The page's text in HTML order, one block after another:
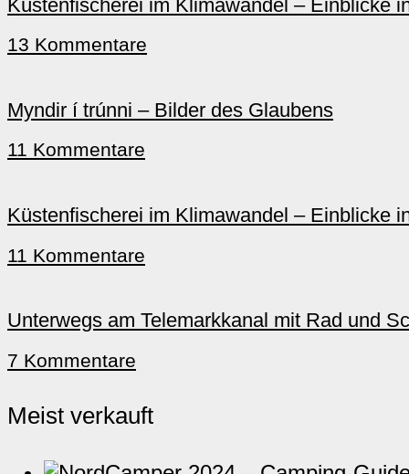
Küstenfischerei im Klimawandel – Einblicke
13 Kommentare
Myndir í trúnni – Bilder des Glaubens
11 Kommentare
Küstenfischerei im Klimawandel – Einblicke
11 Kommentare
Unterwegs am Telemarkkanal mit Rad und
7 Kommentare
Meist verkauft